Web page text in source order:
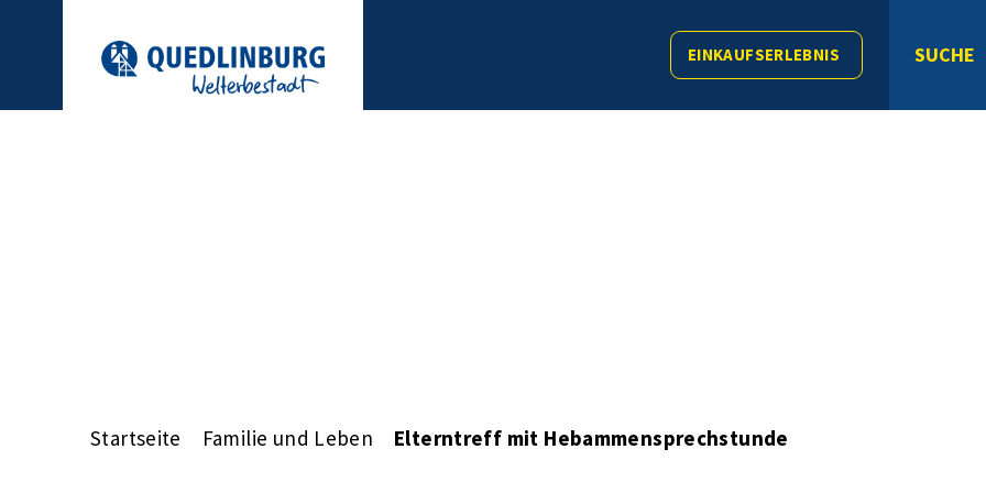
EINKAUFSERLEBNIS SUCHE
Startseite Familie und Leben Elterntreff mit Hebammensprechstunde